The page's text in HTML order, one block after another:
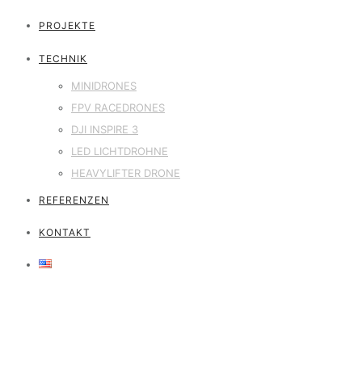
PROJEKTE
TECHNIK
MINIDRONES
FPV RACEDRONES
DJI INSPIRE 3
LED LICHTDROHNE
HEAVYLIFTER DRONE
REFERENZEN
KONTAKT